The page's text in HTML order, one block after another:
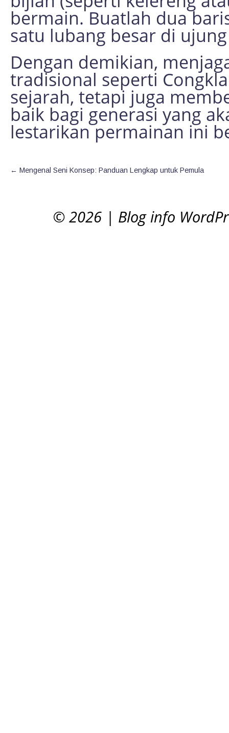
bermain. Buatlah dua
satu lubang besar di
Dengan demikian,
tradisional seperti
sejarah, tetapi juga
baik bagi generasi yang
lestarikan permainan ini
← Mengenal Seni Konsep: Panduan Lengkap untuk Pemula
© 2026 | Blog info